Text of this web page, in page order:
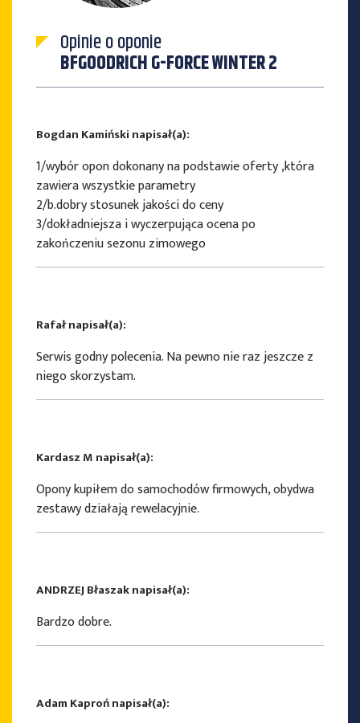
Opinie o oponie
BFGOODRICH G-FORCE WINTER 2
Bogdan Kamiński napisał(a):
1/wybór opon dokonany na podstawie oferty ,która
zawiera wszystkie parametry
2/b.dobry stosunek jakości do ceny
3/dokładniejsza i wyczerpująca ocena po
zakończeniu sezonu zimowego
Rafał napisał(a):
Serwis godny polecenia. Na pewno nie raz jeszcze z
niego skorzystam.
Kardasz M napisał(a):
Opony kupiłem do samochodów firmowych, obydwa
zestawy działają rewelacyjnie.
ANDRZEJ Błaszak napisał(a):
Bardzo dobre.
Adam Kaproń napisał(a):